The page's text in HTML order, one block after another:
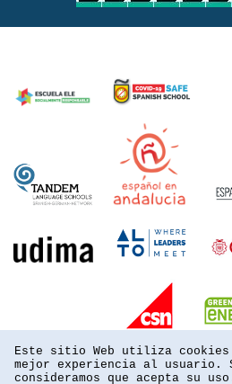
Este sitio Web utiliza cookies
mejor experiencia al usuario.
consideramos que acepta su